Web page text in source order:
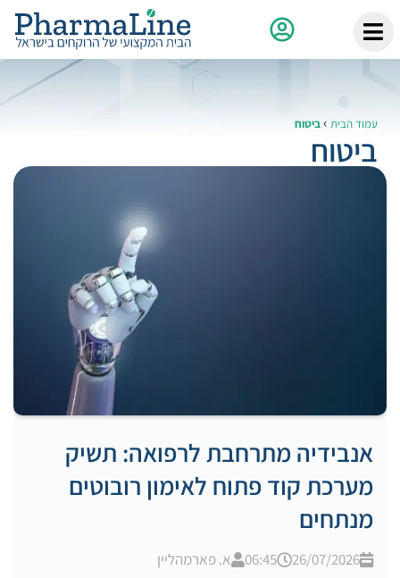
עמוד הבית ›ביטוח
ביטוח
אנבידיה מתרחבת לרפואה: תשיק
מערכת קוד פתוח לאימון רובוטים
מנתחים
26/07/2026
06:45 א. פארמהליין